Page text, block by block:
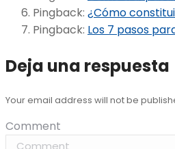
Pingback: ¿Cómo
Pingback: Los 7 pasos
Deja una respuesta
Your email address will not be
Comment